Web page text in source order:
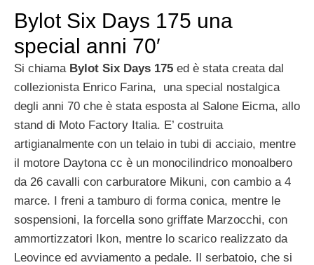
Bylot Six Days 175 una
special anni 70′
Si chiama Bylot Six Days 175 ed è stata creata dal
collezionista Enrico Farina, una special nostalgica
degli anni 70 che è stata esposta al Salone Eicma, allo
stand di Moto Factory Italia. E’ costruita
artigianalmente con un telaio in tubi di acciaio, mentre
il motore Daytona cc è un monocilindrico monoalbero
da 26 cavalli con carburatore Mikuni, con cambio a 4
marce. I freni a tamburo di forma conica, mentre le
sospensioni, la forcella sono griffate Marzocchi, con
ammortizzatori Ikon, mentre lo scarico realizzato da
Leovince ed avviamento a pedale. Il serbatoio, che si